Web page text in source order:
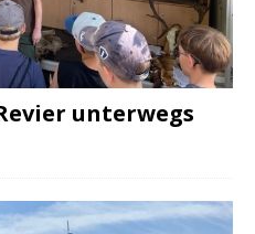
unterwegs